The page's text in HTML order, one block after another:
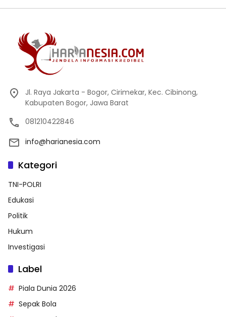
Jl. Raya Jakarta - Bogor, Cirimekar, Kec. Cibinong,
Kabupaten Bogor, Jawa Barat
081210422846
info@harianesia.com
Kategori
TNI-POLRI
Edukasi
Politik
Hukum
Investigasi
Label
Piala Dunia 2026
Sepak Bola